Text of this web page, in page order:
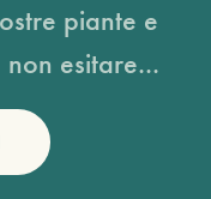
piante e
esitare...